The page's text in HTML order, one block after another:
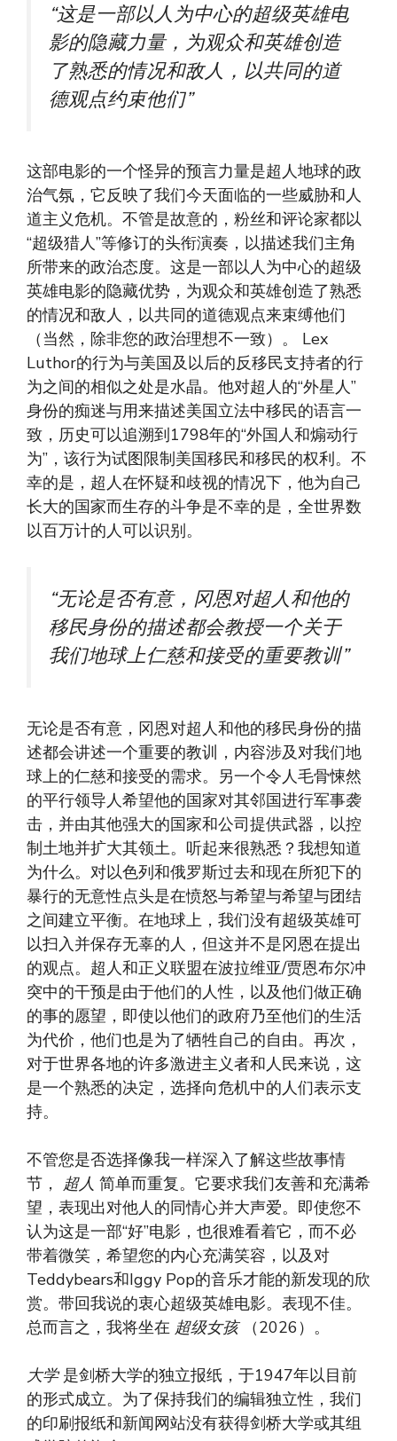
“这是一部以人为中心的超级英雄电
影的隐藏力量，为观众和英雄创造
了熟悉的情况和敌人，以共同的道
德观点约束他们”
这部电影的一个怪异的预言力量是超人地球的政
治气氛，它反映了我们今天面临的一些威胁和人
道主义危机。不管是故意的，粉丝和评论家都以
“超级猎人”等修订的头衔演奏，以描述我们主角
所带来的政治态度。这是一部以人为中心的超级
英雄电影的隐藏优势，为观众和英雄创造了熟悉
的情况和敌人，以共同的道德观点来束缚他们
（当然，除非您的政治理想不一致）。 Lex
Luthor的行为与美国及以后的反移民支持者的行
为之间的相似之处是水晶。他对超人的“外星人”
身份的痴迷与用来描述美国立法中移民的语言一
致，历史可以追溯到1798年的“外国人和煽动行
为”，该行为试图限制美国移民和移民的权利。不
幸的是，超人在怀疑和歧视的情况下，他为自己
长大的国家而生存的斗争是不幸的是，全世界数
以百万计的人可以识别。
“无论是否有意，冈恩对超人和他的
移民身份的描述都会教授一个关于
我们地球上仁慈和接受的重要教训”
无论是否有意，冈恩对超人和他的移民身份的描
述都会讲述一个重要的教训，内容涉及对我们地
球上的仁慈和接受的需求。另一个令人毛骨悚然
的平行领导人希望他的国家对其邻国进行军事袭
击，并由其他强大的国家和公司提供武器，以控
制土地并扩大其领土。听起来很熟悉？我想知道
为什么。对以色列和俄罗斯过去和现在所犯下的
暴行的无意性点头是在愤怒与希望与希望与团结
之间建立平衡。在地球上，我们没有超级英雄可
以扫入并保存无辜的人，但这并不是冈恩在提出
的观点。超人和正义联盟在波拉维亚/贾恩布尔冲
突中的干预是由于他们的人性，以及他们做正确
的事的愿望，即使以他们的政府乃至他们的生活
为代价，他们也是为了牺牲自己的自由。再次，
对于世界各地的许多激进主义者和人民来说，这
是一个熟悉的决定，选择向危机中的人们表示支
持。
不管您是否选择像我一样深入了解这些故事情
节， 超人 简单而重复。它要求我们友善和充满希
望，表现出对他人的同情心并大声爱。即使您不
认为这是一部“好”电影，也很难看着它，而不必
带着微笑，希望您的内心充满笑容，以及对
Teddybears和Iggy Pop的音乐才能的新发现的欣
赏。带回我说的衷心超级英雄电影。表现不佳。
总而言之，我将坐在 超级女孩（2026）。
大学是剑桥大学的独立报纸，于1947年以目前
的形式成立。为了保持我们的编辑独立性，我们
的印刷报纸和新闻网站没有获得剑桥大学或其组